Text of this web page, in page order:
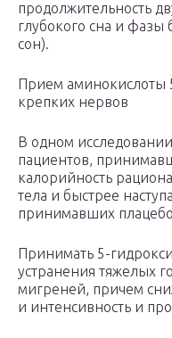
продолжительность
глубокого сна и
сон).
Прием аминокислоты
крепких нервов
В одном
пациентов,
калорийность
тела и быстрее
принимавших
Принимать 5-
устранения тяжелых
мигреней, причем
и интенсивность и